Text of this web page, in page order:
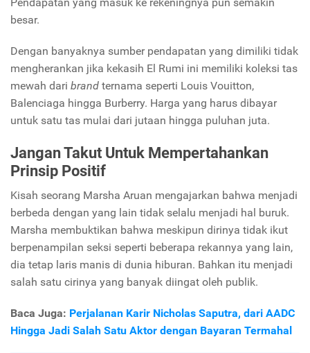
besar.
Dengan banyaknya sumber pendapatan yang dimiliki tidak
mengherankan jika kekasih El Rumi ini memiliki koleksi tas
mewah dari brand ternama seperti Louis Vouitton,
Balenciaga hingga Burberry. Harga yang harus dibayar
untuk satu tas mulai dari jutaan hingga puluhan juta.
Jangan Takut Untuk Mempertahankan
Prinsip Positif
Kisah seorang Marsha Aruan mengajarkan bahwa menjadi
berbeda dengan yang lain tidak selalu menjadi hal buruk.
Marsha membuktikan bahwa meskipun dirinya tidak ikut
berpenampilan seksi seperti beberapa rekannya yang lain,
dia tetap laris manis di dunia hiburan. Bahkan itu menjadi
salah satu cirinya yang banyak diingat oleh publik.
Baca Juga: Perjalanan Karir Nicholas Saputra, dari AADC
Hingga Jadi Salah Satu Aktor dengan Bayaran Termahal